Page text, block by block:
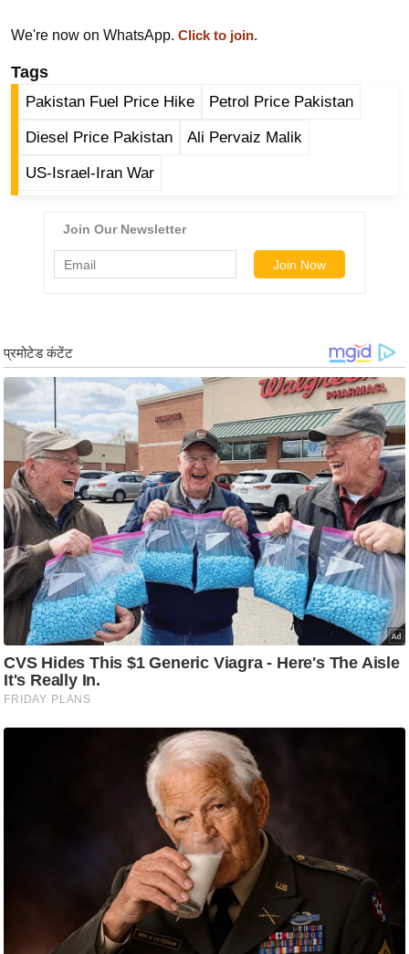
त
बॉ
वु
ड
हॉ
क्षा
B
e
a
k
i
g
N
e
w
s
ला
इ
फ
टी
We're now on WhatsApp. Click to join.
Tags
Pakistan Fuel Price Hike Petrol Price Pakistan
Diesel Price Pakistan Ali Pervaiz Malik
US-Israel-Iran War